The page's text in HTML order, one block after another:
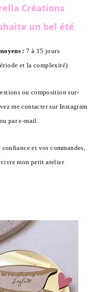
Créations
un bel été
: 7 à 15 jours
et la complexité)
ou composition sur-
me contacter sur Instagram
ou par e-mail.
et vos commandes,
mon petit atelier